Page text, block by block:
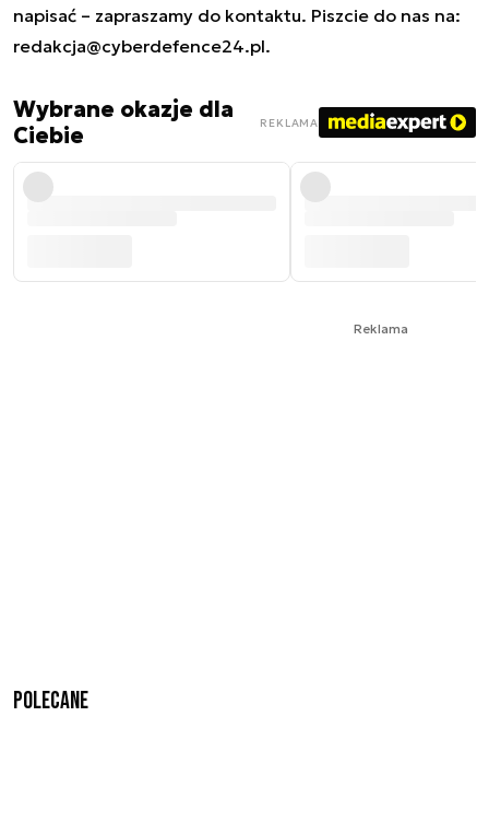
napisać – zapraszamy do kontaktu. Piszcie do nas na:
redakcja@cyberdefence24.pl.
Wybrane okazje dla
Ciebie
REKLAMA
Reklama
Polecane